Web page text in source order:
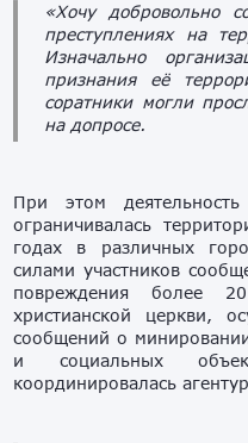
«Хочу добровольно
преступлениях на
Изначально
признания её
соратники могли
на допросе.
При этом
ограничивалась
годах в различных
силами участников
повреждения более
христианской церкви,
сообщений о
и социальных
координировалась